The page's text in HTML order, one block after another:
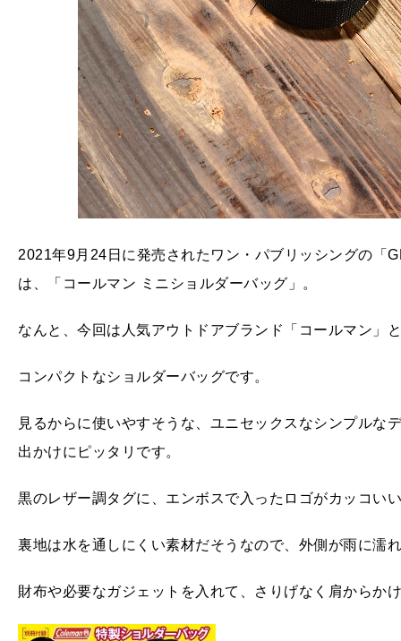
2021年9月24日に発売されたワン・パブリッシングの「
は、「コールマン ミニショルダーバッグ」。
なんと、今回は人気アウトドアブランド「コールマン」
コンパクトなショルダーバッグです。
見るからに使いやすそうな、ユニセックスなシンプルな
出かけにピッタリです。
黒のレザー調タグに、エンボスで入ったロゴがカッコい
裏地は水を通しにくい素材だそうなので、外側が雨に濡
財布や必要なガジェットを入れて、さりげなく肩からか